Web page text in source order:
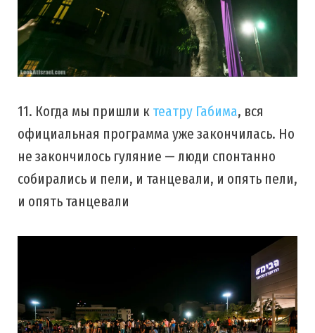
11. Когда мы пришли ктеатру Габима, вся
официальная программа уже закончилась. Но
не закончилось гуляние — люди спонтанно
собирались и пели, и танцевали, и опять пели,
и опять танцевали